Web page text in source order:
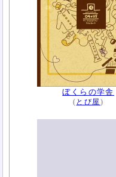
ぼくらの学舎
( とび屋 )